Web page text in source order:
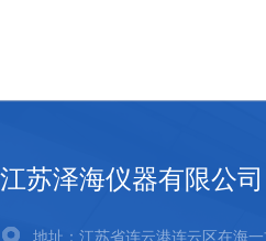
江苏泽海仪器有限公司
地址：江苏省连云港连云区在海